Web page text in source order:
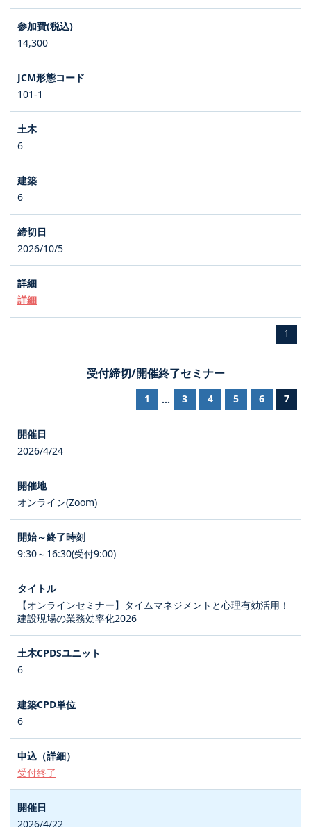
14,300
101-1
6
6
2026/10/5
詳細
1
受付締切/開催終了セミナー
1 ... 3 4 5 6 7
2026/4/24
オンライン(Zoom)
9:30～16:30(受付9:00)
【オンラインセミナー】タイムマネジメントと心理有効活用！
建設現場の業務効率化2026
6
6
受付終了
2026/4/22